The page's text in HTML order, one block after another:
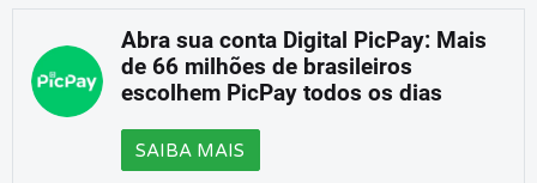
Abra sua conta Digital PicPay: Mais
de 66 milhões de brasileiros
escolhem PicPay todos os dias
SAIBA MAIS